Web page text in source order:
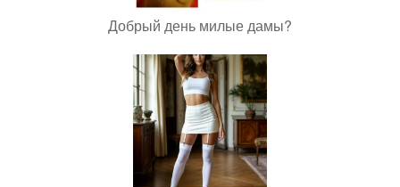
Добрый день милые дамы?